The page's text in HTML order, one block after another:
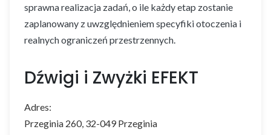
sprawna realizacja zadań, o ile każdy etap zostanie
zaplanowany z uwzględnieniem specyfiki otoczenia i
realnych ograniczeń przestrzennych.
Dźwigi i Zwyżki EFEKT
Adres:
Przeginia 260, 32-049 Przeginia